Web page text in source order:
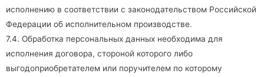
исполнению в соответствии с законодательством Российской
Федерации об исполнительном производстве.
7.4. Обработка персональных данных необходима для
исполнения договора, стороной которого либо
выгодоприобретателем или поручителем по которому